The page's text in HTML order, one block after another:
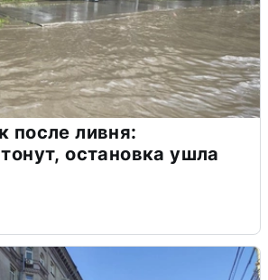
после ливня:
остановка ушла